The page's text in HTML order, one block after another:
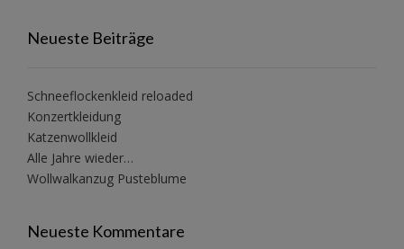
Neueste Beiträge
Schneeflockenkleid reloaded
Konzertkleidung
Katzenwollkleid
Alle Jahre wieder…
Wollwalkanzug Pusteblume
Neueste Kommentare